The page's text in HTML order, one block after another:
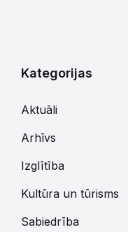
Kategorijas
Aktuāli
Arhīvs
Izglītība
Kultūra un tūrisms
Sabiedrība